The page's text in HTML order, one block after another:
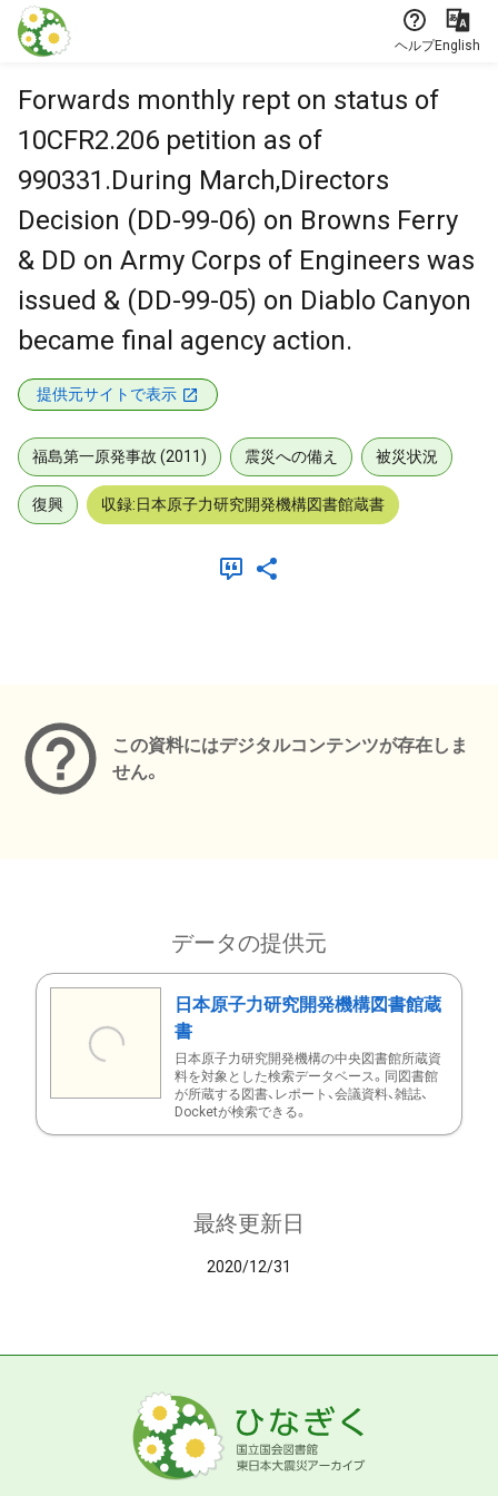
本文に飛ぶ
ヘルプEnglish
Forwards monthly rept on status of
10CFR2.206 petition as of
990331.During March,Directors
Decision (DD-99-06) on Browns Ferry
& DD on Army Corps of Engineers was
issued & (DD-99-05) on Diablo Canyon
became final agency action.
提供元サイトで表示
福島第一原発事故 (2011) 震災への備え 被災状況
復興 収録:日本原子力研究開発機構図書館蔵書
この資料にはデジタルコンテンツが存在しま
せん。
データの提供元
日本原子力研究開発機構図書館蔵
書
日本原子力研究開発機構の中央図書館所蔵資
料を対象とした検索データベース。同図書館
が所蔵する図書、レポート、会議資料、雑誌、
Docketが検索できる。
最終更新日
2020/12/31